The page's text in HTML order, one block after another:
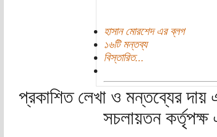
হাসান মোরশেদ এর ব্লগ
১৬টি মন্তব্য
বিস্তারিত...
প্রকাশিত লেখা ও মন্তব্যের দায়
সচলায়তন